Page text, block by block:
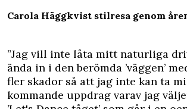
Carola Häggkvist stilresa genom
”Jag vill inte låta mitt naturliga
ända in i den berömda ’väggen’
fler skador så att jag inte kan ta
kommande uppdrag varav jag